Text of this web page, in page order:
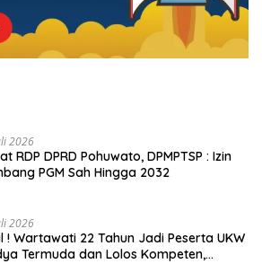
2026
RDP DPRD Pohuwato, DPMPTSP : Izin
PGM Sah Hingga 2032
2026
! Wartawati 22 Tahun Jadi Peserta UKW
Termuda dan Lolos Kompeten,